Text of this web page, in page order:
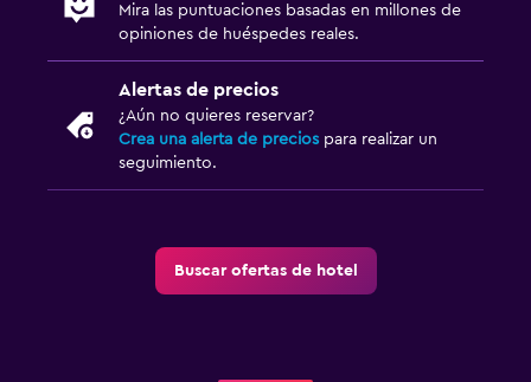
Mira las puntuaciones basadas en millones de
opiniones de huéspedes reales.
Alertas de precios
¿Aún no quieres reservar?
Crea una alerta de precios para realizar un
seguimiento.
Buscar ofertas de hotel